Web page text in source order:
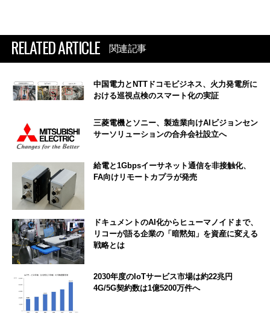
RELATED ARTICLE 関連記事
中国電力とNTTドコモビジネス、火力発電所に
おける巡視点検のスマート化の実証
三菱電機とソニー、製造業向けAIビジョンセン
サーソリューションの合弁会社設立へ
給電と1Gbpsイーサネット通信を非接触化、
FA向けリモートカプラが発売
ドキュメントのAI化からヒューマノイドまで、
リコーが語る企業の「暗黙知」を資産に変える
戦略とは
2030年度のIoTサービス市場は約22兆円
4G/5G契約数は1億5200万件へ